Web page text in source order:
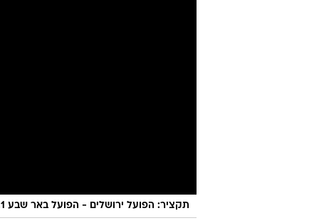
תקציר: הפועל ירושלים - הפועל באר שבע 5:1